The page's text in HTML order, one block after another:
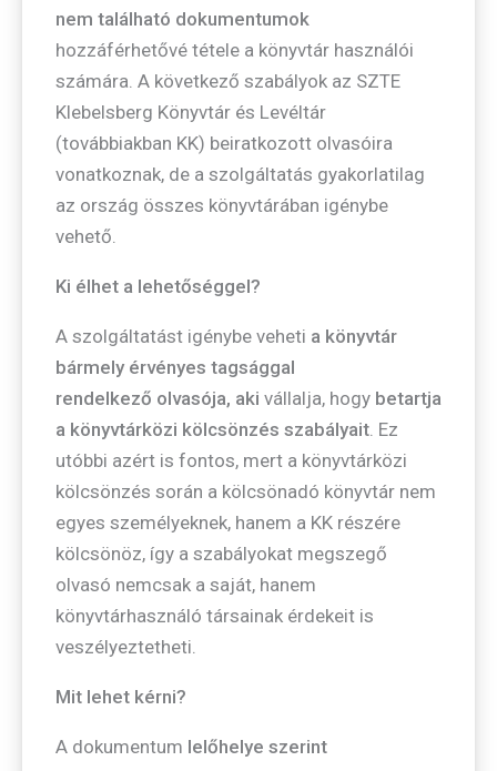
nem található dokumentumok
hozzáférhetővé tétele a könyvtár használói
számára. A következő szabályok az SZTE
Klebelsberg Könyvtár és Levéltár
(továbbiakban KK) beiratkozott olvasóira
vonatkoznak, de a szolgáltatás gyakorlatilag
az ország összes könyvtárában igénybe
vehető.
Ki élhet a lehetőséggel?
A szolgáltatást igénybe veheti a könyvtár
bármely érvényes tagsággal
rendelkező olvasója, aki vállalja, hogy betartja
a könyvtárközi kölcsönzés szabályait . Ez
utóbbi azért is fontos, mert a könyvtárközi
kölcsönzés során a kölcsönadó könyvtár nem
egyes személyeknek, hanem a KK részére
kölcsönöz, így a szabályokat megszegő
olvasó nemcsak a saját, hanem
könyvtárhasználó társainak érdekeit is
veszélyeztetheti.
Mit lehet kérni?
A dokumentum lelőhelye szerint